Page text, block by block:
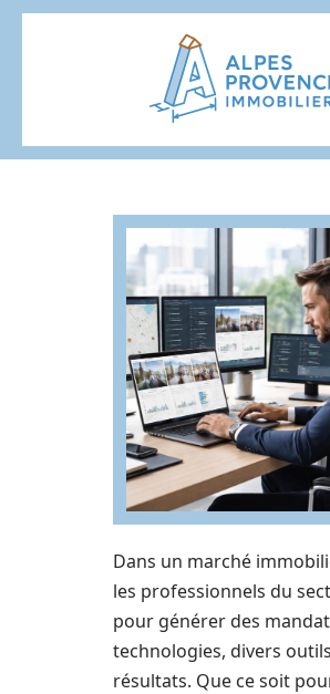
Dans un marché
les professionnels du
pour générer des
technologies, divers
résultats. Que ce soit